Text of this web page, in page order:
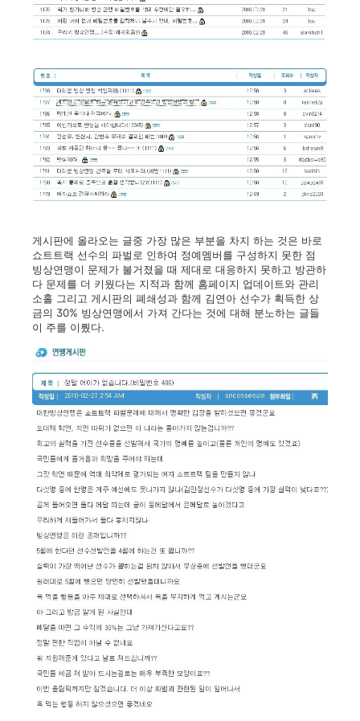
게시판에 올라오는 글중 가장 많은 부분을 차지 하는 것은 바로
쇼트트랙 선수의 파벌로 인하여 정예멤버를 구성하지 못한 점
빙상연맹이 문제가 불거졌을 때 제대로 대응하지 못하고 방관하
다 문제를 더 키웠다는 지적과 함께 홈페이지 업데이트와 관리
소홀 그리고 게시판의 폐쇄성과 함께 김연아 선수가 획득한 상
금의 30% 빙상연맹에서 가져 간다는 것에 대해 분노하는 글들
이 주를 이뤘다.